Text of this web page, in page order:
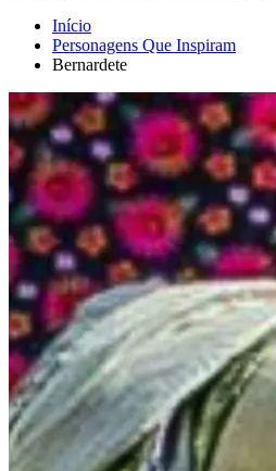
Início
Personagens Que Inspiram
Bernardete